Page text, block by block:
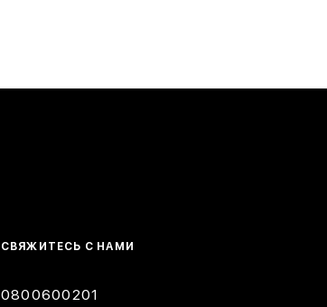
СВЯЖИТЕСЬ С НАМИ
0800600201